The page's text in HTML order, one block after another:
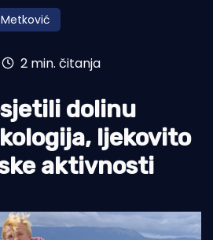
Metković
2 min. čitanja
dolinu
ljekovito
aktivnosti